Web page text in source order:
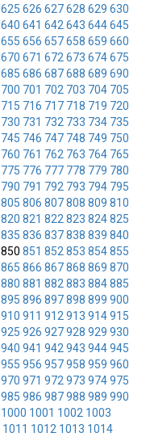
625 626 627628 629 630
640 641 642 643 644645
655 656 657658 659 660
670 671 672 673 674675
685 686 687688 689 690
700 701 702 703 704 705
715 716 717 718 719 720
730 731 732 733 734 735
745 746 747 748 749 750
760 761 762 763 764 765
775 776 777 778 779 780
790 791 792 793 794 795
805 806 807808 809 810
820 821 822 823 824825
835 836 837838 839 840
850 851 852 853 854855
865 866 867868 869 870
880 881 882 883 884885
895 896 897898 899 900
910 911 912 913 914915
925 926 927928 929 930
940 941 942 943 944945
955 956 957958 959 960
970 971 972 973 974975
985 986 987988 989 990
1000 1001 1002 1003
1011 1012 1013 1014